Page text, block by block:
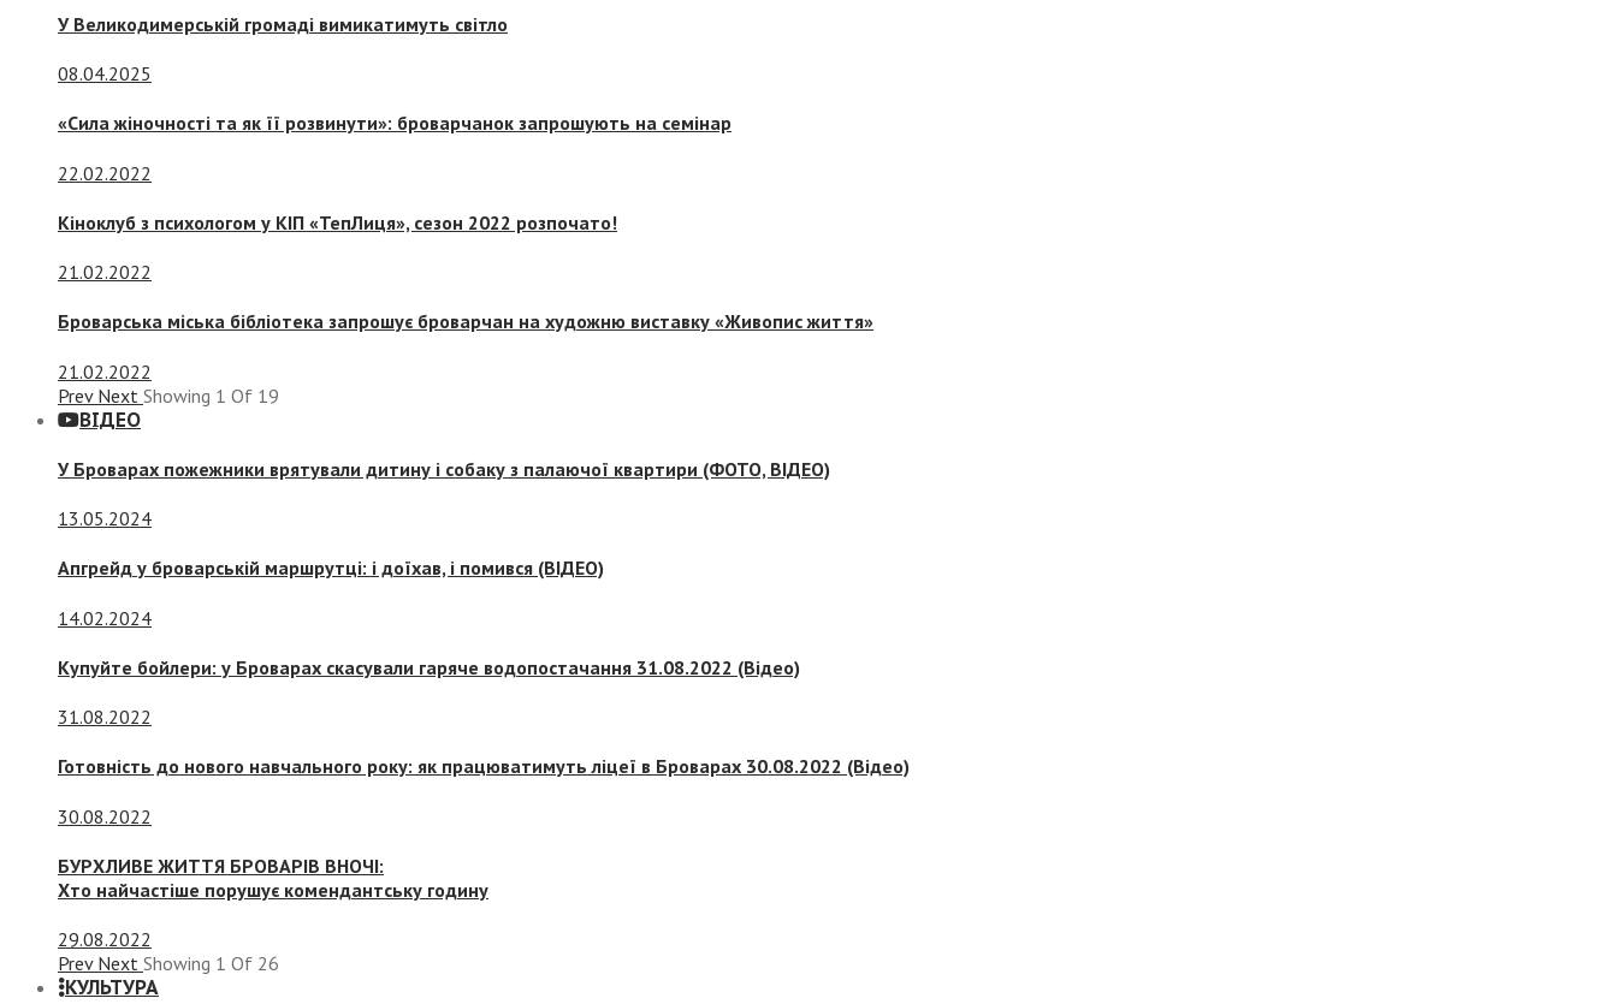
У Великодимерській громаді вимикатимуть світло
08.04.2025
«Сила жіночності та як її розвинути»: броварчанок запрошують на семінар
22.02.2022
Кіноклуб з психологом у КІП «ТепЛиця», сезон 2022 розпочато!
21.02.2022
Броварська міська бібліотека запрошує броварчан на художню виставку «Живопис життя»
21.02.2022
Prev Next Showing 1 Of 19
ВІДЕО
У Броварах пожежники врятували дитину і собаку з палаючої квартири (ФОТО, ВІДЕО)
13.05.2024
Апгрейд у броварській маршрутці: і доїхав, і помився (ВІДЕО)
14.02.2024
Купуйте бойлери: у Броварах скасували гаряче водопостачання 31.08.2022 (Відео)
31.08.2022
Готовність до нового навчального року: як працюватимуть ліцеї в Броварах 30.08.2022 (Відео)
30.08.2022
БУРХЛИВЕ ЖИТТЯ БРОВАРІВ ВНОЧІ:
Хто найчастіше порушує комендантську годину
29.08.2022
Prev Next Showing 1 Of 26
КУЛЬТУРА